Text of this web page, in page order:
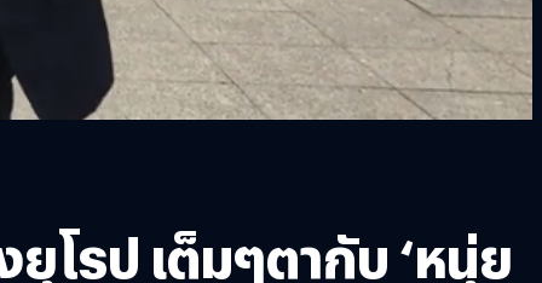
โรป เต็มๆตากับ ‘หนุ่ย